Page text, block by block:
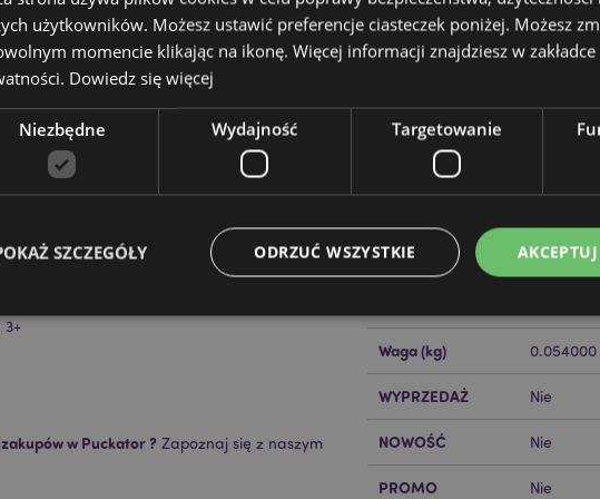
3+
w Puckator ? Zapoznaj się z naszym
Cechy produktu
Więcej
informacji
Kod Kreskowy EAN
Waga (kg) 0.054000
WYPRZEDAŻ Nie
NOWOŚĆ Nie
PROMO Nie
użytkowników. Możesz ustawić preferencje ciasteczek poniżej. Możesz
momencie klikając na ikonę. Więcej informacji znajdziesz w
Dowiedz się więcej
Niezbędne Wydajność Targetowanie
ODRZUĆ WSZYSTKIE
SZCZEGÓŁY
Targetowanie Funkcjonalność
pliki cookie pozwalają na sprawne funkcjonowanie strony. Należą do nich loginy klientów i
Provider
Domena
Okres
przechowywania
1 miesiąc
Ten plik cookie jest